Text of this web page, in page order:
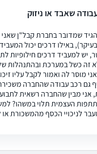
שאבד או ניזוק
באילו דרכים יכול
יש למעביד דרכים חילופיות
זה כשל במערכת ובהתנהלות
גם רכב עבודה שהחברה
מבין שהחברה רשאית
העצמית תלוי במשהו?
לניכויי הכסף מהמשכורת